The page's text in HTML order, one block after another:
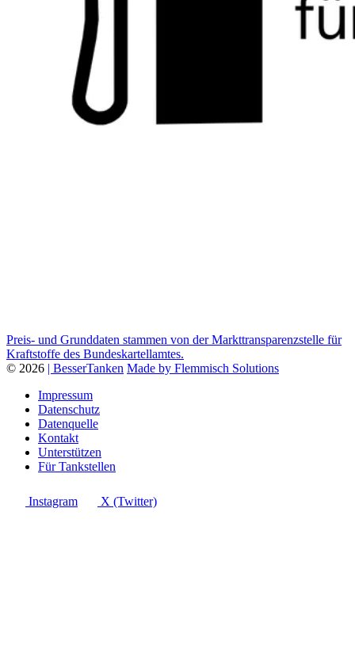
Preis- und Grunddaten stammen von der Markttransparenzstelle für
Kraftstoffe des Bundeskartellamtes.
© 2026 | BesserTanken Made by Flemmisch Solutions
Impressum
Datenschutz
Datenquelle
Kontakt
Unterstützen
Für Tankstellen
Instagram X (Twitter)